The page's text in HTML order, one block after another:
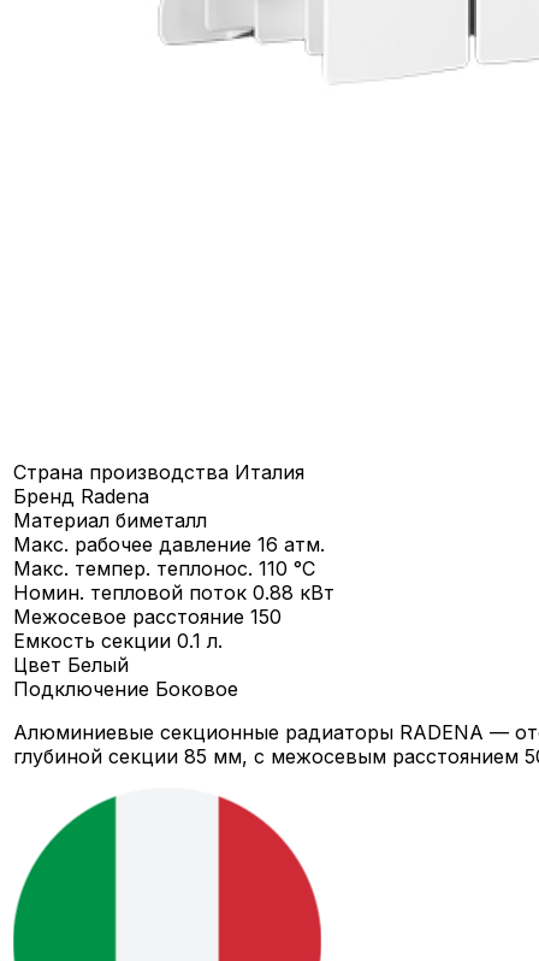
Страна производства Италия
Бренд Radena
Материалбиметалл
Макс. рабочее давление16 атм.
Макс. темпер. теплонос.110 °C
Номин. тепловой поток0.88 кВт
Межосевое расстояние150
Емкость секции0.1 л.
Цвет Белый
Подключение Боковое
Алюминиевые секционные радиаторы RADENA —
глубиной секции 85 мм, c межосевым расстоянием